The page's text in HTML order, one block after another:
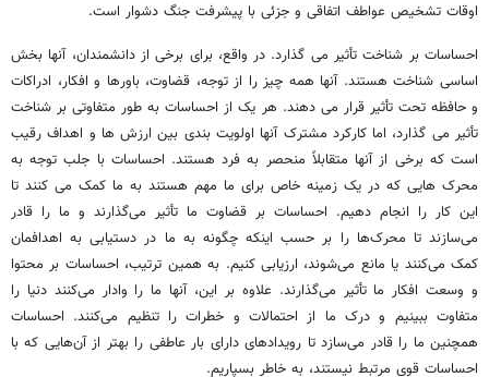
اوقات تشخیص عواطف اتفاقی و جزئی با پیشرفت جنگ دشوار است.
احساسات بر شناخت تأثیر می گذارد. در واقع، برای برخی از دانشمندان، آنها بخش
اساسی شناخت هستند. آنها همه چیز را از توجه، قضاوت، باورها و افکار، ادراکات
و حافظه تحت تأثیر قرار می دهند. هر یک از احساسات به طور متفاوتی بر شناخت
تأثیر می گذارد، اما کارکرد مشترک آنها اولویت بندی بین ارزش ها و اهداف رقیب
است که برخی از آنها متقابلاً منحصر به فرد هستند. احساسات با جلب توجه به
محرک هایی که در یک زمینه خاص برای ما مهم هستند به ما کمک می کنند تا
این کار را انجام دهیم. احساسات بر قضاوت ما تأثیر می‌گذارند و ما را قادر
می‌سازند تا محرک‌ها را بر حسب اینکه چگونه به ما در دستیابی به اهدافمان
کمک می‌کنند یا مانع می‌شوند، ارزیابی کنیم. به همین ترتیب، احساسات بر محتوا
و وسعت افکار ما تأثیر می‌گذارند. علاوه بر این، آنها ما را وادار می‌کنند دنیا را
متفاوت ببینیم و درک ما از احتمالات و خطرات را تنظیم می‌کنند. احساسات
همچنین ما را قادر می‌سازد تا رویدادهای دارای بار عاطفی را بهتر از آن‌هایی که با
احساسات قوی مرتبط نیستند، به خاطر بسپاریم.